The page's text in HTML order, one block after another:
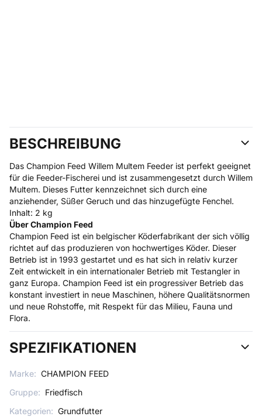
BESCHREIBUNG
Das Champion Feed Willem Multem Feeder ist perfekt geeignet
für die Feeder-Fischerei und ist zusammengesetzt durch Willem
Multem. Dieses Futter kennzeichnet sich durch eine
anziehender, Süßer Geruch und das hinzugefügte Fenchel.
Inhalt: 2 kg
Über Champion Feed
Champion Feed ist ein belgischer Köderfabrikant der sich völlig
richtet auf das produzieren von hochwertiges Köder. Dieser
Betrieb ist in 1993 gestartet und es hat sich in relativ kurzer
Zeit entwickelt in ein internationaler Betrieb mit Testangler in
ganz Europa. Champion Feed ist ein progressiver Betrieb das
konstant investiert in neue Maschinen, höhere Qualitätsnormen
und neue Rohstoffe, mit Respekt für das Milieu, Fauna und
Flora.
SPEZIFIKATIONEN
Marke: CHAMPION FEED
Gruppe: Friedfisch
Kategorien: Grundfutter